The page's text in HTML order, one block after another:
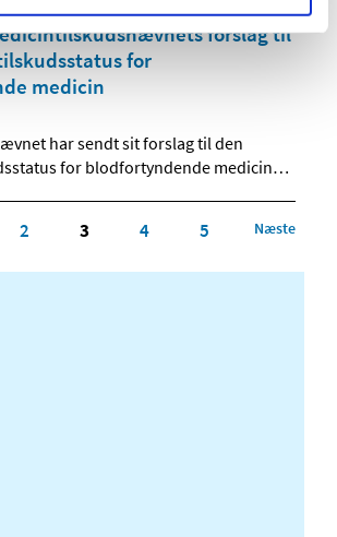
forslag til
for
medicin
har sendt sit forslag til den
for blodfortyndende medicin…
2 3 4 5 Næste